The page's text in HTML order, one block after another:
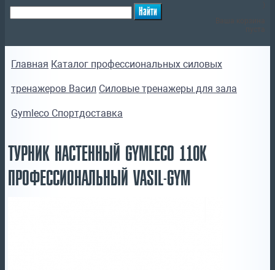
Главная Каталог профессиональных силовых
тренажеров Васил Силовые тренажеры для зала
Gymleco Спортдоставка
ТУРНИК НАСТЕННЫЙ GYMLECO 110K
ПРОФЕССИОНАЛЬНЫЙ VASIL-GYM